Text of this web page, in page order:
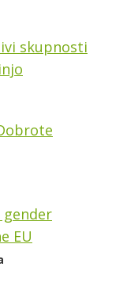
skupnosti
gender
EU